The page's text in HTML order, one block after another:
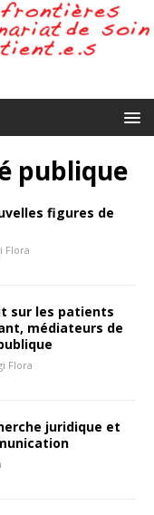
publique
figures de
Flora
sur les patients
médiateurs de
Flora
juridique et